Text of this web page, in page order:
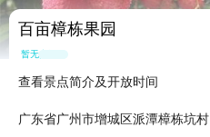
百亩樟栋果园
暂无点评
查看景点简介及开放时间
广东省广州市增城区派潭樟栋坑村